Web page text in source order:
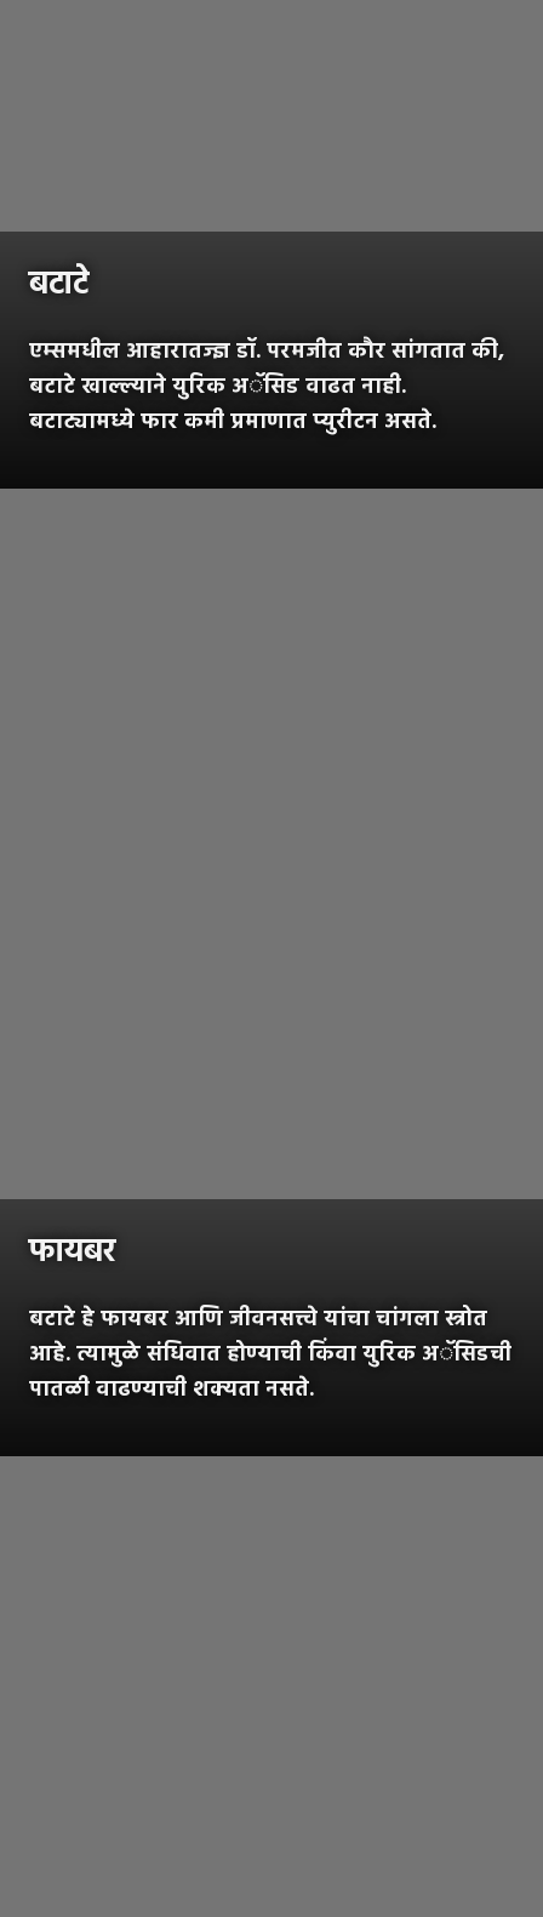
बटाटे
एम्समधील आहारातज्ज्ञ डॉ. परमजीत कौर सांगतात की,
बटाटे खाल्ल्याने युरिक अॅसिड वाढत नाही.
बटाट्यामध्ये फार कमी प्रमाणात प्युरीटन असते.
फायबर
बटाटे हे फायबर आणि जीवनसत्त्वे यांचा चांगला स्त्रोत
आहे. त्यामुळे संधिवात होण्याची किंवा युरिक अॅसिडची
पातळी वाढण्याची शक्यता नसते.